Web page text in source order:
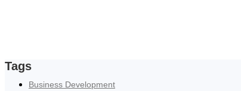
Tags
Business Development